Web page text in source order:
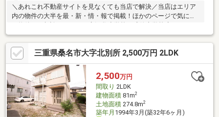
＼あれこれ不動産サイトを見なくても当店で解決／当店はエリア
内の物件の大半を最・新・情・報で掲載！ほかのページで気にな
「吉野町」停徒歩4分◆養老線「下深谷駅」まで徒歩約8分◆落ち
着く縁側あり◆収納スペース多数あり※写真をクリックすると、
詳細をご覧いただけます。＝＝＝＝＝＝＝＝＝＝＝＝＝＝＝＝＝
＝＝＝＝＝＝＝＝《平日もご案内可能です♪》地域密着店の私達
は、周辺環境、相場、お得な住宅ローンプランなどご丁寧にご案
内できます。＝＝＝＝＝＝＝＝＝＝＝＝＝＝＝＝＝＝＝＝＝＝＝
＝＝
三重県桑名市大字北別所 2,500万円 2LDK
2,500万円
間取り 2LDK
建物面積81m2
土地面積274.8m2
築年月 1994年3月(築32年6ヶ月)